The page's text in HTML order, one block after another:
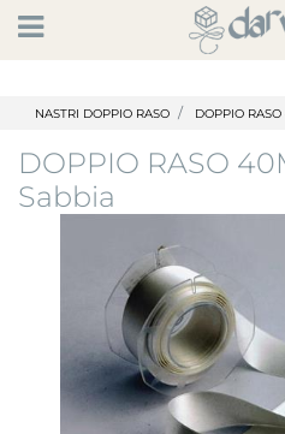
Open
NASTRI DOPPIO RASO DOPPIO
DOPPIO RASO
Sabbia